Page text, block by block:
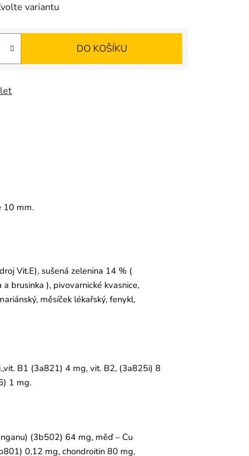
variantu
DO KOŠÍKU
10 mm.
Vit.E), sušená zelenina 14 % (
brusinka ), pivovarnické kvasnice,
měsíček lékařský, fenykl,
B1 (3a821) 4 mg, vit. B2, (3a825i) 8
1 mg.
(3b502) 64 mg, měď – Cu
0,12 mg, chondroitin 80 mg,